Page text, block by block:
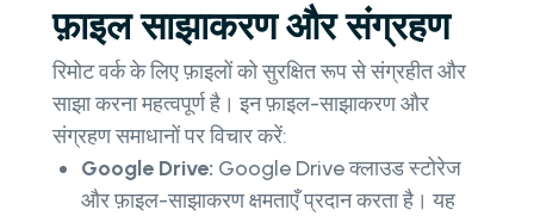
फ़ाइल साझाकरण और संग्रहण
रिमोट वर्क के लिए फ़ाइलों को सुरक्षित रूप से संग्रहीत और
साझा करना महत्वपूर्ण है। इन फ़ाइल-साझाकरण और
संग्रहण समाधानों पर विचार करें:
Google Drive: Google Drive क्लाउड स्टोरेज
और फ़ाइल-साझाकरण क्षमताएँ प्रदान करता है। यह